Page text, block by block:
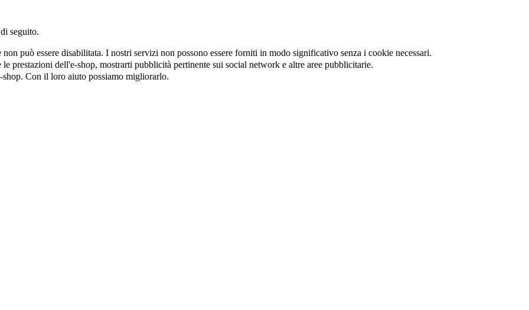
seguito.
non può essere disabilitata. I nostri servizi non possono essere forniti in modo significativo senza i cookie necessari.
prestazioni dell'e-shop, mostrarti pubblicità pertinente sui social network e altre aree pubblicitarie.
Con il loro aiuto possiamo migliorarlo.